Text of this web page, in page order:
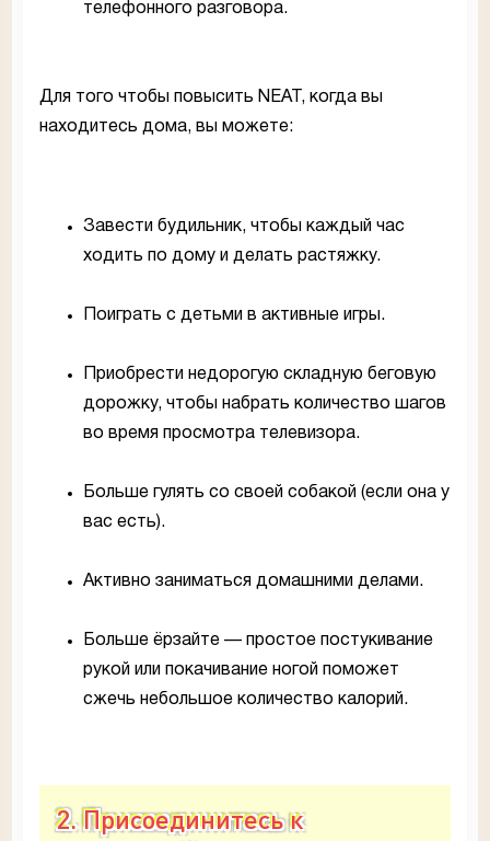
телефонного разговора.
Для того чтобы повысить NEAT, когда вы
находитесь дома, вы можете:
Завести будильник, чтобы каждый час
ходить по дому и делать растяжку.
Поиграть с детьми в активные игры.
Приобрести недорогую складную беговую
дорожку, чтобы набрать количество шагов
во время просмотра телевизора.
Больше гулять со своей собакой (если она у
вас есть).
Активно заниматься домашними делами.
Больше ёрзайте — простое постукивание
рукой или покачивание ногой поможет
сжечь небольшое количество калорий.
2. Присоединитесь к